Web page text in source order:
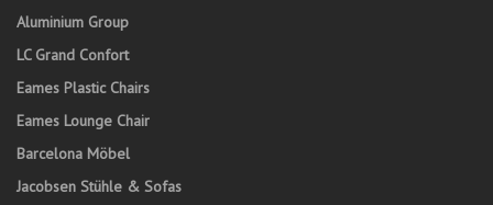
Aluminium Group
LC Grand Confort
Eames Plastic Chairs
Eames Lounge Chair
Barcelona Möbel
Jacobsen Stühle & Sofas